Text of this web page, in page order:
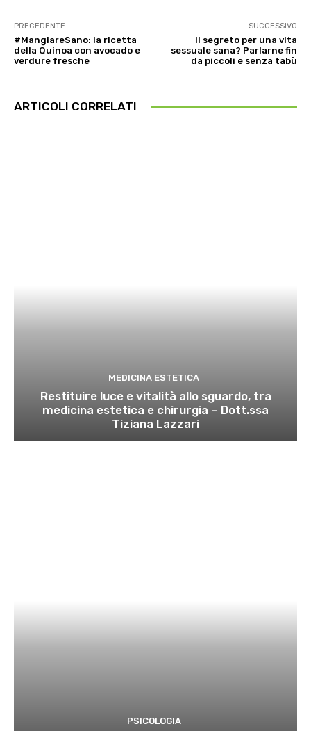
PRECEDENTE
#MangiareSano: la ricetta
della Quinoa con avocado e
verdure fresche
SUCCESSIVO
Il segreto per una vita
sessuale sana? Parlarne fin
da piccoli e senza tabù
ARTICOLI CORRELATI
MEDICINA ESTETICA
Restituire luce e vitalità allo sguardo, tra
medicina estetica e chirurgia – Dott.ssa
Tiziana Lazzari
PSICOLOGIA